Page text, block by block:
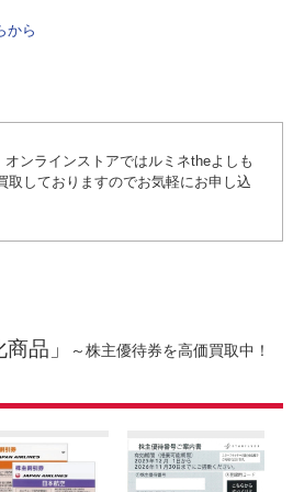
から
ンラインストアではルミネtheよしも
取しておりますのでお気軽にお申し込
品」
～株主優待券を高価買取中！